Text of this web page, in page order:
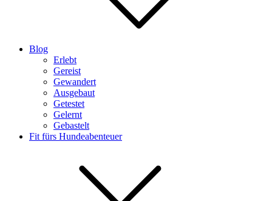
Blog
Erlebt
Gereist
Gewandert
Ausgebaut
Getestet
Gelernt
Gebastelt
Fit fürs Hundeabenteuer